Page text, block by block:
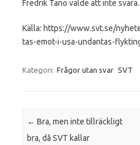
Fredrik Tano valde att inte svara.
Källa: https://www.svt.se/
tas-emot-i-usa-undantas-
Kategori: Frågor utan svar SVT
Inläggsnavigering
← Bra, men inte tillräckligt
bra, då SVT kallar